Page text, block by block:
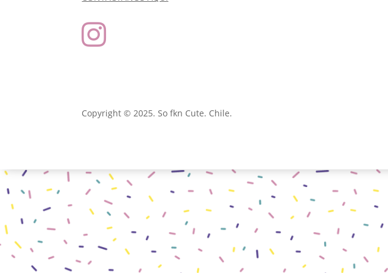

Copyright © 2025. So fkn Cute. Chile.